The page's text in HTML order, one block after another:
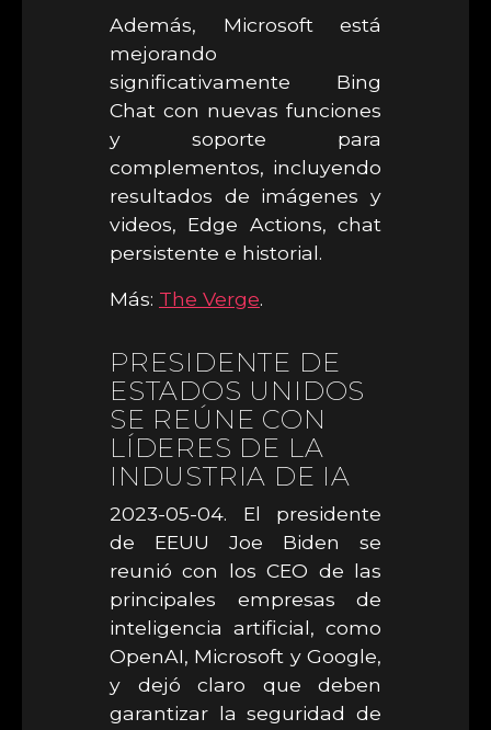
Además, Microsoft está
mejorando
significativamente Bing
Chat con nuevas funciones
y soporte para
complementos, incluyendo
resultados de imágenes y
videos, Edge Actions, chat
persistente e historial.
Más: The Verge.
PRESIDENTE DE
ESTADOS UNIDOS
SE REÚNE CON
LÍDERES DE LA
INDUSTRIA DE IA
2023-05-04. El presidente
de EEUU Joe Biden se
reunió con los CEO de las
principales empresas de
inteligencia artificial, como
OpenAI, Microsoft y Google,
y dejó claro que deben
garantizar la seguridad de